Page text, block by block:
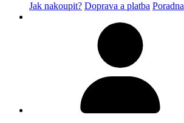
Jak nakoupit? Doprava a platba Poradna